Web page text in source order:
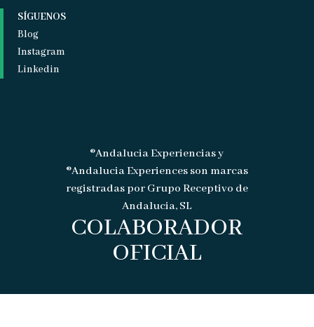
SÍGUENOS
Blog
Instagram
Linkedin
®Andalucia Experiencias y
®Andalucia Experiences son marcas
registradas por Grupo Receptivo de
Andalucia, SL
COLABORADOR
OFICIAL